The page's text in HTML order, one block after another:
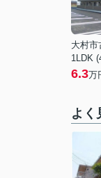
大村市
1LDK
6.3万
よく